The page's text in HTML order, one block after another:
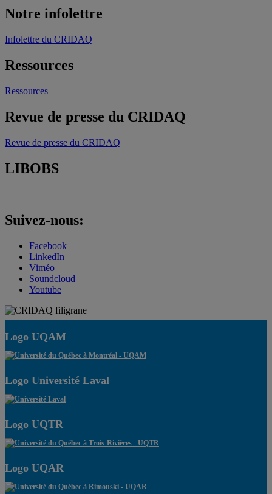
Notre infolettre
Infolettre du CRIDAQ
Ressources
Ressources
Revue de presse du CRIDAQ
Revue de presse du CRIDAQ
LIBOBS
Suivez-nous:
Facebook
LinkedIn
Viméo
Soundcloud
Youtube
Logo UQAM
Logo Université Laval
Logo UQTR
Logo UQAR